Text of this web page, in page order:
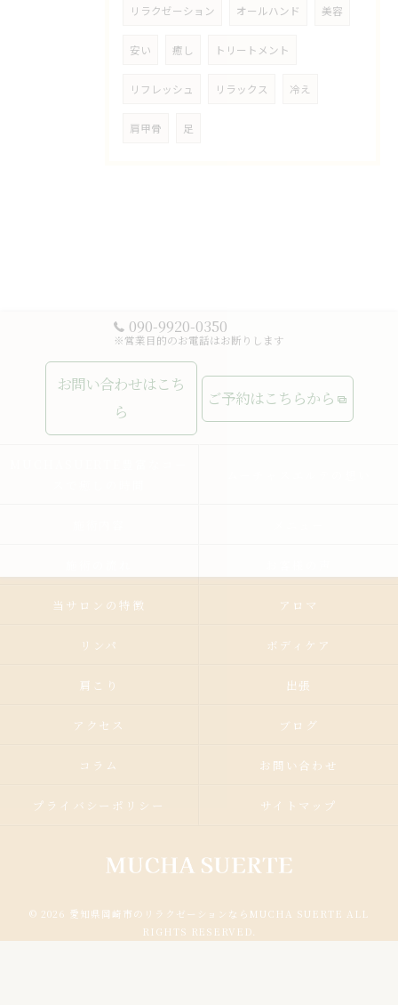
リラクゼーション オールハンド 美容
安い 癒し トリートメント
リフレッシュ リラックス 冷え
肩甲骨 足
090-9920-0350
※営業目的のお電話はお断りします
お問い合わせはこち
ら
ご予約はこちらから
当サロンの特徴 アロマ
リンパ ボディケア
肩こり 出張
アクセス ブログ
コラム お問い合わせ
プライバシーポリシー サイトマップ
© 2026 愛知県岡崎市のリラクゼーションならMUCHA SUERTE ALL
RIGHTS RESERVED.